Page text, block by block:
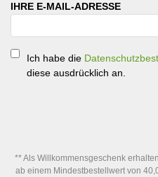
IHRE E-MAIL-ADRESSE
Ich habe die
diese ausdrücklich an.
** Als Willkommensgeschenk
ab einem Mindestbestellwert von